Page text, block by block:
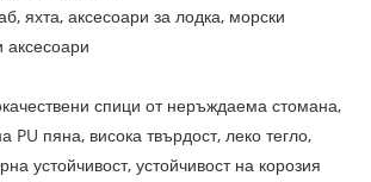
яхта, аксесоари за лодка, морски
спици от неръждаема стомана,
PU пяна, висока твърдост, леко тегло,
устойчивост, устойчивост на корозия